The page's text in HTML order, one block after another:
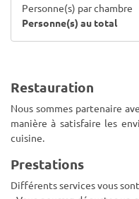
Personne(s) par chambre
Personne(s) au total
Restauration
Nous sommes partenaire
manière à satisfaire les
cuisine.
Prestations
Différents services vous